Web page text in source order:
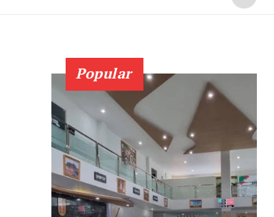
Popular